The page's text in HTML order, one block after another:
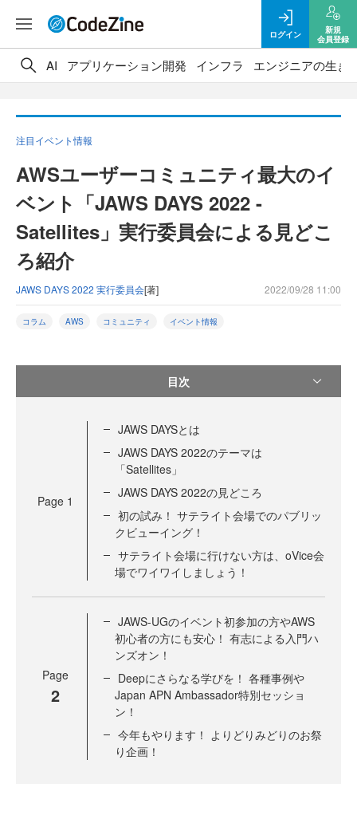
ログイン
新規
会員登録
AI アプリケーション開発 インフラ エンジニアの生き
注目イベント情報
AWSユーザーコミュニティ最大のイ
ベント「JAWS DAYS 2022 -
Satellites」実行委員会による見どこ
ろ紹介
JAWS DAYS 2022 実行委員会[著] 2022/09/28 11:00
コラム AWS コミュニティ イベント情報
目次
Page 1
JAWS DAYSとは
JAWS DAYS 2022のテーマは
「Satellites」
JAWS DAYS 2022の見どころ
初の試み！ サテライト会場でのパブリッ
クビューイング！
サテライト会場に行けない方は、oVice会
場でワイワイしましょう！
Page
2
JAWS-UGのイベント初参加の方やAWS
初心者の方にも安心！ 有志による入門ハ
ンズオン！
Deepにさらなる学びを！ 各種事例や
Japan APN Ambassador特別セッショ
ン！
今年もやります！ よりどりみどりのお祭
り企画！